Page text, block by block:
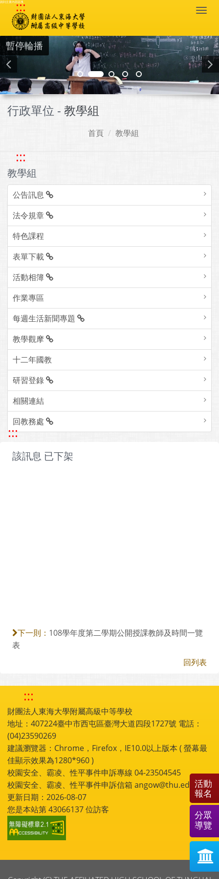
跳到主要內容區塊
:::
暫停輪播
行政單位 - 教學組
首頁 教學組
:::
教學組
公告訊息
法令規章
特色課程
表單下載
活動相簿
作業專區
每週生活新聞專題
教學觀摩
十二年國教
研習登錄
相關連結
回教務處
:::
該訊息 已下架
下一則： 108學年度第二學期公開授課教師及時間一覽
表
回列表
:::
財團法人東海大學附屬高級中等學校
地址：407224臺中市西屯區臺灣大道四段1727號 電話：
(04)23590269
建議瀏覽器：Chrome，Firefox，IE10.0以上版本 ( 螢幕最
佳顯示效果為1280*960 )
校園安全、霸凌、性平事件申訴專線 04-23504545
校園安全、霸凌、性平事件申訴信箱 angow@thu.edu.tw
更新日期：2026-08-07
您是本站第43066137位訪客
活動
報名
分眾
導覽